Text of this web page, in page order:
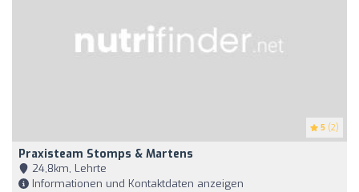
5 (2)
Praxisteam Stomps & Martens
24,8km, Lehrte
Informationen und Kontaktdaten anzeigen